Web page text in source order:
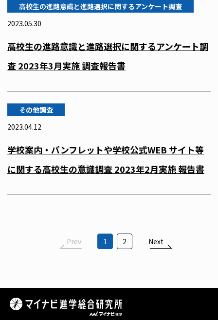
高校生の進路意識と進路選択に関するアンケート調査
2023.05.30
高校生の進路意識と進路選択に関するアンケート調
査 2023年3月実施 調査報告書
その他調査
2023.04.12
学校案内・パンフレットや学校公式WEB サイト等
に関する高校生の意識調査 2023年2月実施 報告書
Prev 1 2 Next